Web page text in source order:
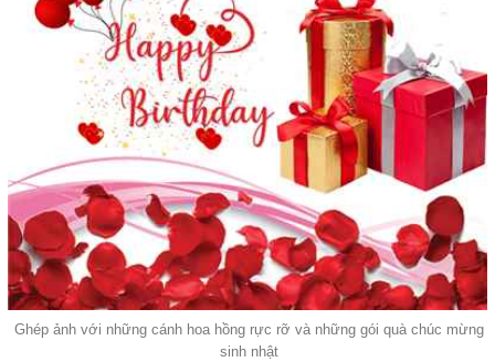
Ghép ảnh với những cánh hoa hồng rực rỡ và những gói quà chúc mừng
sinh nhật